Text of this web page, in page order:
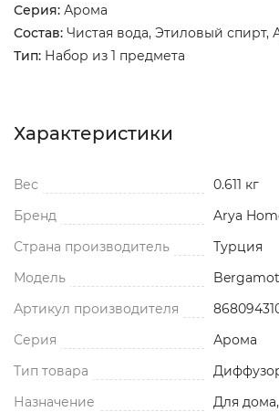
Серия: Арома
Состав: Чистая вода, Этиловый спирт,
Тип: Набор из 1 предмета
Характеристики
Вес
0.611 кг
Бренд
Arya
Страна производитель
Турция
Модель
Артикул производителя
Серия
Арома
Тип товара
Назначение
Для